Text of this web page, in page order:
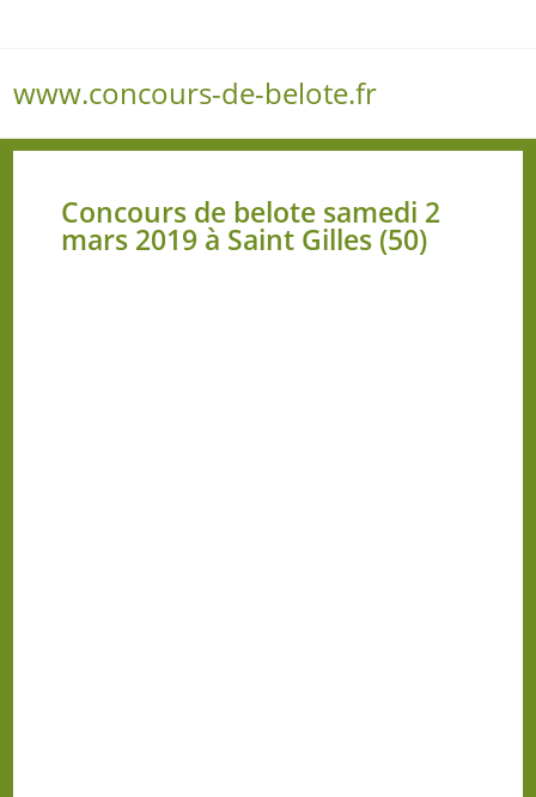
www.concours-de-belote.fr
Concours de belote samedi 2
mars 2019 à Saint Gilles (50)